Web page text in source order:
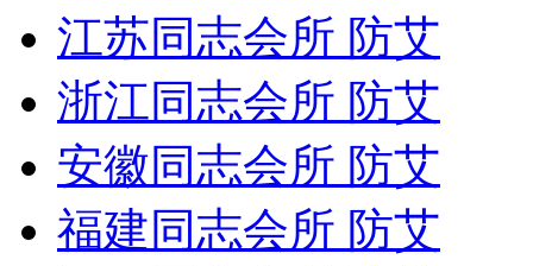
江苏同志会所 防艾
浙江同志会所 防艾
安徽同志会所 防艾
福建同志会所 防艾